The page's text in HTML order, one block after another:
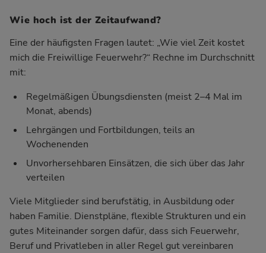
Wie hoch ist der Zeitaufwand?
Eine der häufigsten Fragen lautet: „Wie viel Zeit kostet
mich die Freiwillige Feuerwehr?“ Rechne im Durchschnitt
mit:
Regelmäßigen Übungsdiensten (meist 2–4 Mal im
Monat, abends)
Lehrgängen und Fortbildungen, teils an
Wochenenden
Unvorhersehbaren Einsätzen, die sich über das Jahr
verteilen
Viele Mitglieder sind berufstätig, in Ausbildung oder
haben Familie. Dienstpläne, flexible Strukturen und ein
gutes Miteinander sorgen dafür, dass sich Feuerwehr,
Beruf und Privatleben in aller Regel gut vereinbaren